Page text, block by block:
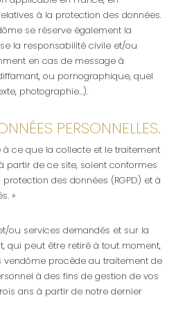
à la protection des données.
se réserve également la
la responsabilité civile et/ou
en cas de message à
ou pornographique, quel
photographie…).
PERSONNELLES.
à ce que la collecte et le traitement
partir de ce site, soient conformes
des données (RGPD) et à
»
ou services demandés et sur la
qui peut être retiré à tout moment,
vendôme procède au traitement de
à des fins de gestion de vos
ans à partir de notre dernier